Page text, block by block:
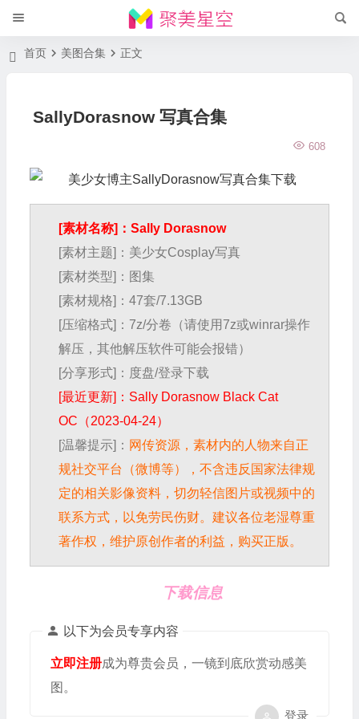
首页 美图合集 正文
SallyDorasnow 写真合集
608
[素材名称]：Sally Dorasnow
[素材主题]：美少女Cosplay写真
[素材类型]：图集
[素材规格]：47套/7.13GB
[压缩格式]：7z/分卷（请使用7z或winrar操作
解压，其他解压软件可能会报错）
[分享形式]：度盘/登录下载
[最近更新]：Sally Dorasnow Black Cat
OC（2023-04-24）
[温馨提示]： 网传资源，素材内的人物来自正
规社交平台（微博等），不含违反国家法律规
定的相关影像资料，切勿轻信图片或视频中的
联系方式，以免劳民伤财。建议各位老湿尊重
著作权，维护原创作者的利益，购买正版。
下载信息
以下为会员专享内容
立即注册成为尊贵会员，一镜到底欣赏动感美
图。
登录